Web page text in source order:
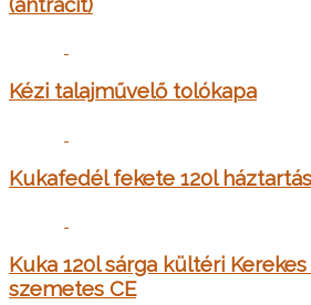
Kézi talajművelő tolókapa
Kukafedél fekete 120l
Kuka 120l sárga kültéri
szemetes CE